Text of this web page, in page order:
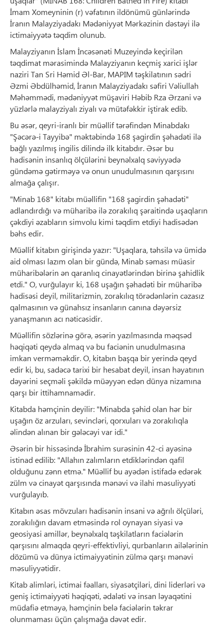
İmam Xomeyninin (r) vəfatının ildönümü günlərində
İranın Malayziyadakı Mədəniyyət Mərkəzinin dəstəyi ilə
ictimaiyyətə təqdim olunub.
Malayziyanın İslam İncəsənəti Muzeyində keçirilən
təqdimat mərasimində Malayziyanın keçmiş xarici işlər
naziri Tan Sri Həmid Əl-Bar, MAPIM təşkilatının sədri
Əzmi Əbdülhəmid, İranın Malayziyadakı səfiri Vəliullah
Məhəmmədi, mədəniyyət müşaviri Həbib Rza Ərzani və
yüzlərlə malayziyalı ziyalı və mütəfəkkir iştirak edib.
Bu əsər, qeyri-iranlı bir müəllif tərəfindən Minabdakı
"Şəcərə-i Tayyibə" məktəbində 168 şagirdin şəhadəti ilə
bağlı yazılmış ingilis dilində ilk kitabdır. Əsər bu
hadisənin insanlıq ölçülərini beynəlxalq səviyyədə
gündəmə gətirməyə və onun unudulmasının qarşısını
almağa çalışır.
"Minab 168" kitabı müəllifin "168 şagirdin şəhadəti"
adlandırdığı və müharibə ilə zorakılıq şəraitində uşaqların
çəkdiyi əzabların simvolu kimi təqdim etdiyi hadisədən
bəhs edir.
Müəllif kitabın girişində yazır: "Uşaqlara, təhsilə və ümidə
aid olması lazım olan bir gündə, Minab səması müasir
müharibələrin ən qaranlıq cinayətlərindən birinə şahidlik
etdi." O, vurğulayır ki, 168 uşağın şəhadəti bir müharibə
hadisəsi deyil, militarizmin, zorakılıq törədənlərin cəzasız
qalmasının və günahsız insanların canına dəyərsiz
yanaşmanın acı nəticəsidir.
Müəllifin sözlərinə görə, əsərin yazılmasında məqsəd
həqiqəti qeydə almaq və bu faciənin unudulmasına
imkan verməməkdir. O, kitabın başqa bir yerində qeyd
edir ki, bu, sadəcə tarixi bir hesabat deyil, insan həyatının
dəyərini seçməli şəkildə müəyyən edən dünya nizamına
qarşı bir ittihamnamədir.
Kitabda həmçinin deyilir: "Minabda şəhid olan hər bir
uşağın öz arzuları, sevincləri, qorxuları və zorakılıqla
əlindən alınan bir gələcəyi var idi."
Əsərin bir hissəsində İbrahim surəsinin 42-ci ayəsinə
istinad edilib: "Allahın zalımların etdiklərindən qafil
olduğunu zənn etmə." Müəllif bu ayədən istifadə edərək
zülm və cinayət qarşısında mənəvi və ilahi məsuliyyəti
vurğulayıb.
Kitabın əsas mövzuları hadisənin insani və ağrılı ölçüləri,
zorakılığın davam etməsində rol oynayan siyasi və
geosiyasi amillər, beynəlxalq təşkilatların faciələrin
qarşısını almaqda qeyri-effektivliyi, qurbanların ailələrinin
dözümü və dünya ictimaiyyətinin zülmə qarşı mənəvi
məsuliyyətidir.
Kitab alimləri, ictimai fəalları, siyasətçiləri, dini liderləri və
geniş ictimaiyyəti həqiqəti, ədaləti və insan ləyaqətini
müdafiə etməyə, həmçinin belə faciələrin təkrar
olunmaması üçün çalışmağa dəvət edir.